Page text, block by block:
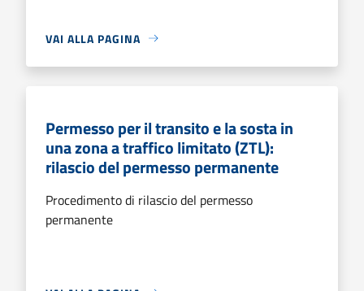
VAI ALLA PAGINA
Permesso per il transito e la sosta in
una zona a traffico limitato (ZTL):
rilascio del permesso permanente
Procedimento di rilascio del permesso
permanente